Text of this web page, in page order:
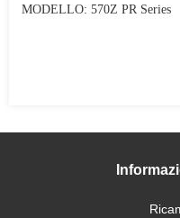
MODELLO: 570Z PR Series